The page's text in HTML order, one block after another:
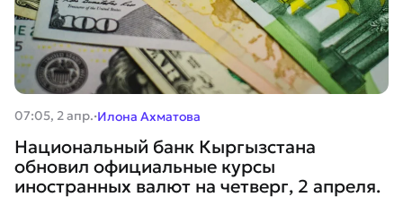
07:05, 2 апр.·Илона Ахматова
Национальный банк Кыргызстана
обновил официальные курсы
иностранных валют на четверг, 2 апреля.